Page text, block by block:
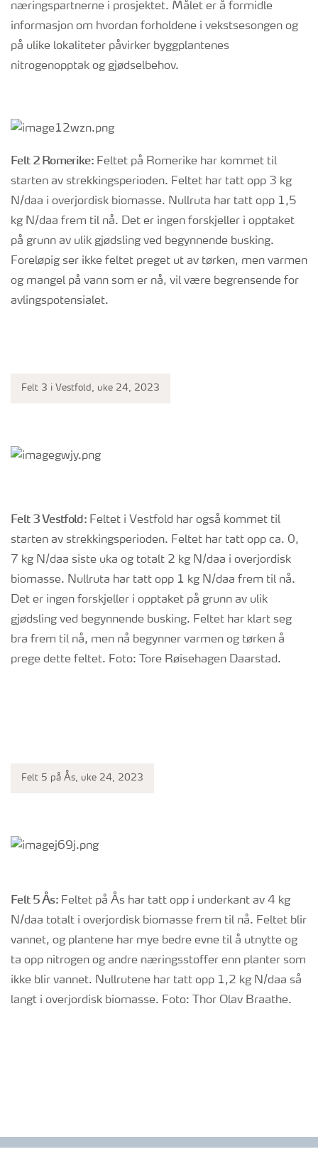
næringspartnerne i prosjektet. Målet er å formidle
informasjon om hvordan forholdene i vekstsesongen og
på ulike lokaliteter påvirker byggplantenes
nitrogenopptak og gjødselbehov.
Felt 2 Romerike:Feltet på Romerike har kommet til
starten av strekkingsperioden. Feltet har tatt opp 3 kg
N/daa i overjordisk biomasse. Nullruta har tatt opp 1,5
kg N/daa frem til nå. Det er ingen forskjeller i opptaket
på grunn av ulik gjødsling ved begynnende busking.
Foreløpig ser ikke feltet preget ut av tørken, men varmen
og mangel på vann som er nå, vil være begrensende for
avlingspotensialet.
Felt 3 i Vestfold, uke 24, 2023
Felt 3 Vestfold:Feltet i Vestfold har også kommet til
starten av strekkingsperioden. Feltet har tatt opp ca. 0,
7 kg N/daa siste uka og totalt 2 kg N/daa i overjordisk
biomasse. Nullruta har tatt opp 1 kg N/daa frem til nå.
Det er ingen forskjeller i opptaket på grunn av ulik
gjødsling ved begynnende busking. Feltet har klart seg
bra frem til nå, men nå begynner varmen og tørken å
prege dette feltet. Foto: Tore Røisehagen Daarstad.
Felt 5 på Ås, uke 24, 2023
Felt 5 Ås: Feltet på Ås har tatt opp i underkant av 4 kg
N/daa totalt i overjordisk biomasse frem til nå. Feltet blir
vannet, og plantene har mye bedre evne til å utnytte og
ta opp nitrogen og andre næringsstoffer enn planter som
ikke blir vannet. Nullrutene har tatt opp 1,2 kg N/daa så
langt i overjordisk biomasse. Foto: Thor Olav Braathe.